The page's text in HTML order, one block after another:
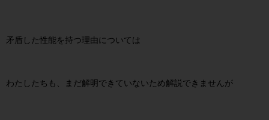
矛盾した性能を持つ理由については
わたしたちも、まだ解明できていないため解説できませんが